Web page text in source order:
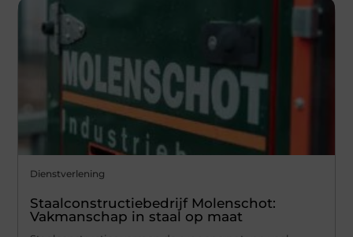
Dienstverlening
Staalconstructiebedrijf Molenschot:
Vakmanschap in staal op maat